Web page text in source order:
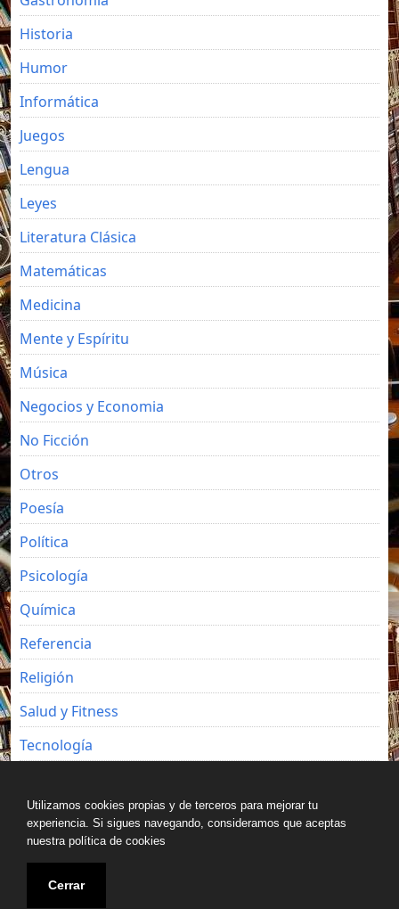
Historia
Humor
Informática
Juegos
Lengua
Leyes
Literatura Clásica
Matemáticas
Medicina
Mente y Espíritu
Música
Negocios y Economia
No Ficción
Otros
Poesía
Política
Psicología
Química
Referencia
Religión
Salud y Fitness
Tecnología
Utilizamos cookies propias y de terceros para mejorar tu
experiencia. Si sigues navegando, consideramos que aceptas
nuestra política de cookies
Cerrar